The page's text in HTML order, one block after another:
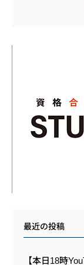
最近の投稿
【本日18時